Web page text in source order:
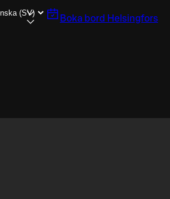
Boka bord Helsingfors